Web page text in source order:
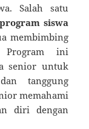
Salah satu
program siswa
membimbing
ini
senior untuk
tanggung
memahami
diri dengan